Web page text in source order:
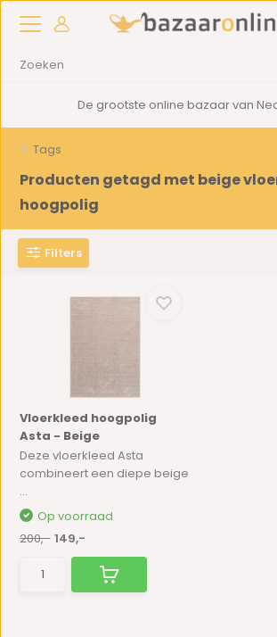
De grootste online bazaar van
Tags
Producten getagd met beige
hoogpolig
Filters
Vloerkleed hoogpolig
Asta - Beige
Deze vloerkleed Asta
combineert een diepe beige
...
Op voorraad
200,- 149,-